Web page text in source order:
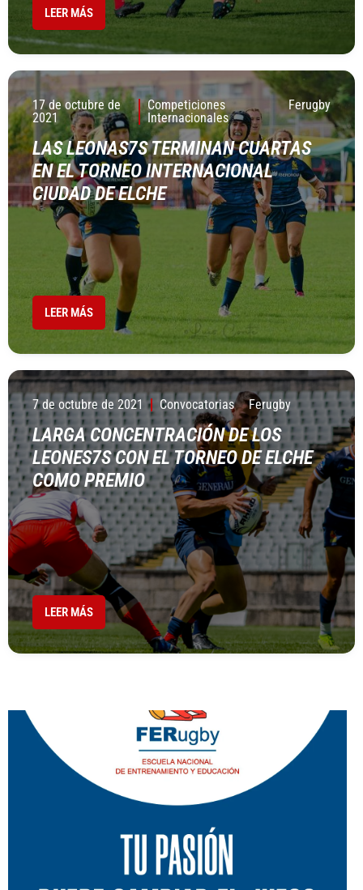
LEER MÁS
17 de octubre de
2021
Competiciones
Internacionales
Ferugby
LAS LEONAS7S TERMINAN CUARTAS
EN EL TORNEO INTERNACIONAL
CIUDAD DE ELCHE
LEER MÁS
7 de octubre de 2021 Convocatorias Ferugby
LARGA CONCENTRACIÓN DE LOS
LEONES7S CON EL TORNEO DE ELCHE
COMO PREMIO
LEER MÁS